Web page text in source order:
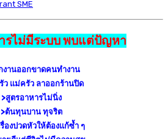
รไม่มีระบบ พบแต่ปัญหา
งานออกขาดคนทำงาน
ว แม่ครัว ลาออกร้านปิด
>สูตรอาหารไม่นิ่ง
>ต้นทุนบาน ทุจริต
องปวดหัวให้ต้องแก้ซ้ำ ๆ